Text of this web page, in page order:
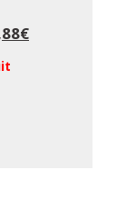
€